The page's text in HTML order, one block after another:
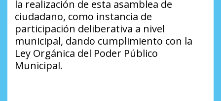
la realización de esta asamblea de
ciudadano, como instancia de
participación deliberativa a nivel
municipal, dando cumplimiento con la
Ley Orgánica del Poder Público
Municipal.